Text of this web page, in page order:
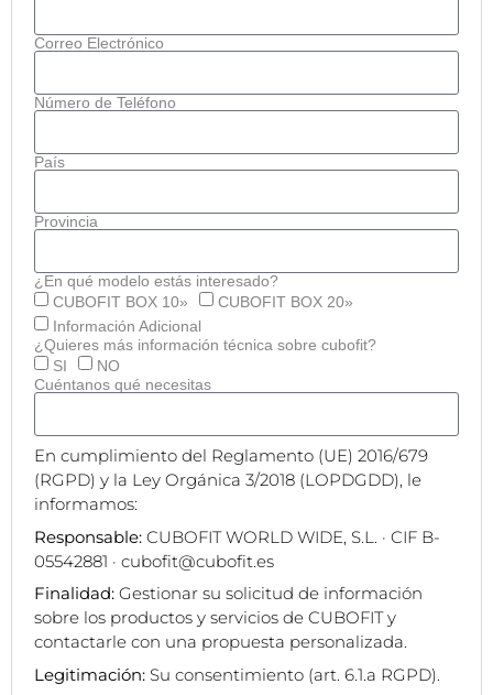
Correo Electrónico
Número de Teléfono
País
Provincia
¿En qué modelo estás interesado?
CUBOFIT BOX 10»
CUBOFIT BOX 20»
Información Adicional
¿Quieres más información técnica sobre cubofit?
SI
NO
Cuéntanos qué necesitas
En cumplimiento del Reglamento (UE) 2016/679
(RGPD) y la Ley Orgánica 3/2018 (LOPDGDD), le
informamos:
Responsable: CUBOFIT WORLD WIDE, S.L. · CIF B-
05542881 · cubofit@cubofit.es
Finalidad: Gestionar su solicitud de información
sobre los productos y servicios de CUBOFIT y
contactarle con una propuesta personalizada.
Legitimación: Su consentimiento (art. 6.1.a RGPD).